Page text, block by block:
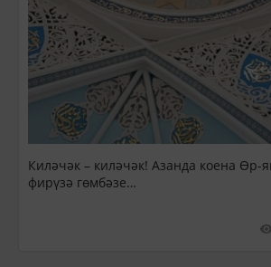
Киләчәк – киләчәк! Азанда коена Өр-
фирүзә гөмбәзе…